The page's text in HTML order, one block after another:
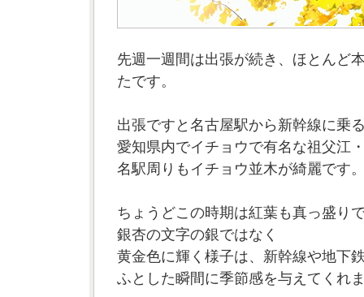
先週一週間は出張が続き、ほとんど
たです。
出張ですと名古屋駅から新幹線に乗
愛知県内でイチョウで有名な祖父江
名駅周りもイチョウ並木が綺麗です
ちょうどこの時期は紅葉も真っ盛り
銀杏の文字の銀ではなく
黄金色に輝く様子は、新幹線や地下
ふとした瞬間に季節感を与えてくれ